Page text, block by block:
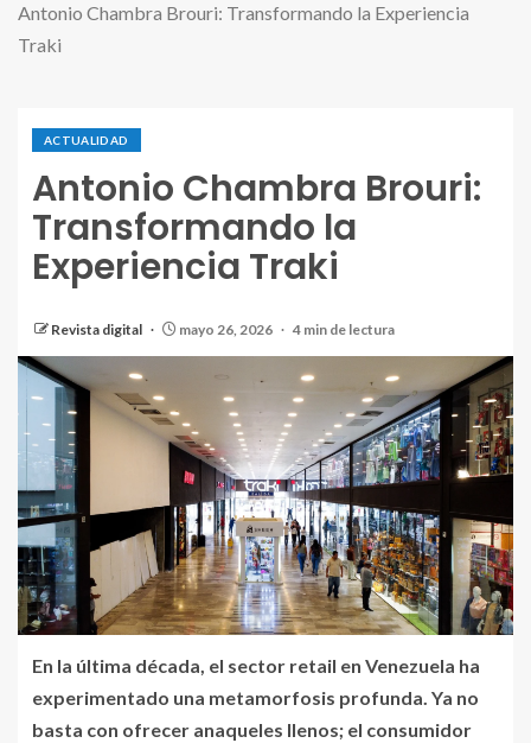
Antonio Chambra Brouri: Transformando la Experiencia
Traki
ACTUALIDAD
Antonio Chambra Brouri:
Transformando la
Experiencia Traki
Revista digital mayo 26, 2026 4 min de lectura
En la última década, el sector retail en Venezuela ha
experimentado una metamorfosis profunda. Ya no
basta con ofrecer anaqueles llenos; el consumidor